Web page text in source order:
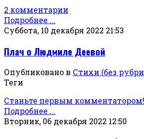
2 комментарии
Подробнее ...
Суббота, 10 декабря 2022 21:53
Плач о Людмиле Деевой
Опубликовано в Стихи (без
Теги
Станьте первым комментатором!
Подробнее ...
Вторник, 06 декабря 2022 12:50